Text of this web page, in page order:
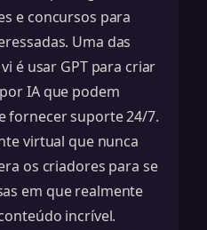
e concursos para
Uma das
é usar GPT para criar
IA que podem
fornecer suporte 24/7.
virtual que nunca
os criadores para se
em que realmente
incrível.